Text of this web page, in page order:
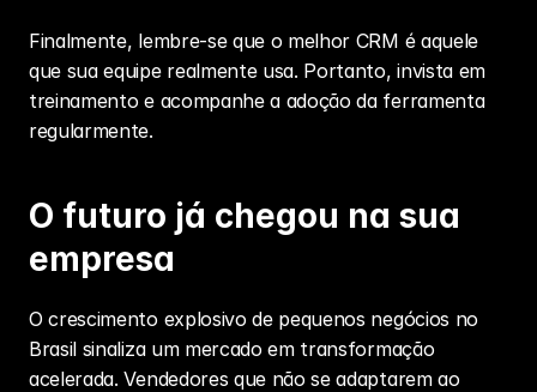
Finalmente, lembre-se que o melhor CRM é aquele
que sua equipe realmente usa. Portanto, invista em
treinamento e acompanhe a adoção da ferramenta
regularmente.
O futuro já chegou na sua
empresa
O crescimento explosivo de pequenos negócios no
Brasil sinaliza um mercado em transformação
acelerada. Vendedores que não se adaptarem ao